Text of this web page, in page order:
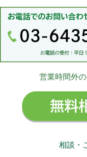
営業時間外
相談・